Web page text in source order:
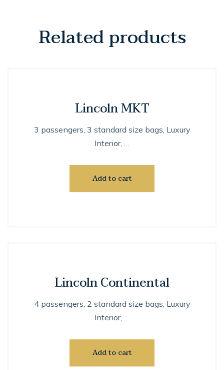
Related products
Lincoln MKT
3 passengers, 3 standard size bags, Luxury
Interior, …
Add to cart
Lincoln Continental
4 passengers, 2 standard size bags, Luxury
Interior, …
Add to cart